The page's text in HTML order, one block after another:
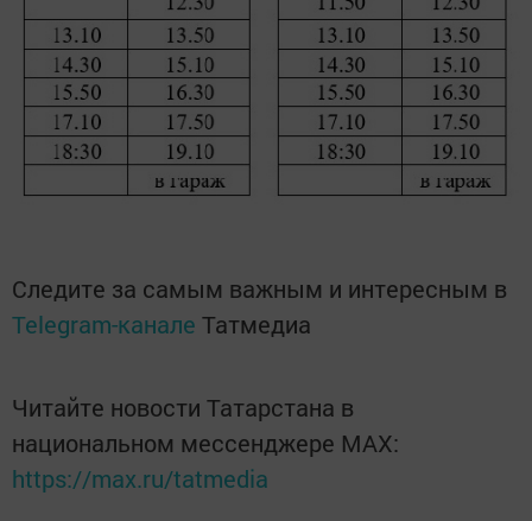
Следите за самым важным и интересным в
Telegram-канале Татмедиа
Читайте новости Татарстана в
национальном мессенджере MАХ:
https://max.ru/tatmedia